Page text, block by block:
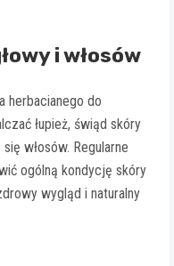
i włosów
herbacianego do
łupież, świąd skóry
włosów. Regularne
ogólną kondycję skóry
wygląd i naturalny